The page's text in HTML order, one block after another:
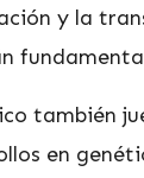
y la
también
en